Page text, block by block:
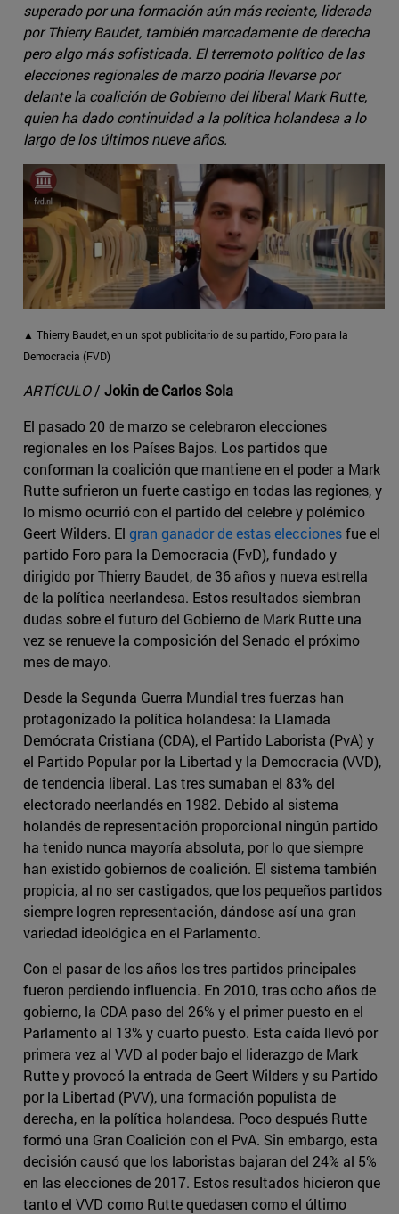
superado por una formación aún más reciente, liderada
por Thierry Baudet, también marcadamente de derecha
pero algo más sofisticada. El terremoto político de las
elecciones regionales de marzo podría llevarse por
delante la coalición de Gobierno del liberal Mark Rutte,
quien ha dado continuidad a la política holandesa a lo
largo de los últimos nueve años.
▲ Thierry Baudet, en un spot publicitario de su partido, Foro para la
Democracia (FVD)
ARTÍCULO/ Jokin de Carlos Sola
El pasado 20 de marzo se celebraron elecciones
regionales en los Países Bajos. Los partidos que
conforman la coalición que mantiene en el poder a Mark
Rutte sufrieron un fuerte castigo en todas las regiones, y
lo mismo ocurrió con el partido del celebre y polémico
Geert Wilders. El gran ganador de estas eleccionesfue el
partido Foro para la Democracia (FvD), fundado y
dirigido por Thierry Baudet, de 36 años y nueva estrella
de la política neerlandesa. Estos resultados siembran
dudas sobre el futuro del Gobierno de Mark Rutte una
vez se renueve la composición del Senado el próximo
mes de mayo.
Desde la Segunda Guerra Mundial tres fuerzas han
protagonizado la política holandesa: la Llamada
Demócrata Cristiana (CDA), el Partido Laborista (PvA) y
el Partido Popular por la Libertad y la Democracia (VVD),
de tendencia liberal. Las tres sumaban el 83% del
electorado neerlandés en 1982. Debido al sistema
holandés de representación proporcional ningún partido
ha tenido nunca mayoría absoluta, por lo que siempre
han existido gobiernos de coalición. El sistema también
propicia, al no ser castigados, que los pequeños partidos
siempre logren representación, dándose así una gran
variedad ideológica en el Parlamento.
Con el pasar de los años los tres partidos principales
fueron perdiendo influencia. En 2010, tras ocho años de
gobierno, la CDA paso del 26% y el primer puesto en el
Parlamento al 13% y cuarto puesto. Esta caída llevó por
primera vez al VVD al poder bajo el liderazgo de Mark
Rutte y provocó la entrada de Geert Wilders y su Partido
por la Libertad (PVV), una formación populista de
derecha, en la política holandesa. Poco después Rutte
formó una Gran Coalición con el PvA. Sin embargo, esta
decisión causó que los laboristas bajaran del 24% al 5%
en las elecciones de 2017. Estos resultados hicieron que
tanto el VVD como Rutte quedasen como el último